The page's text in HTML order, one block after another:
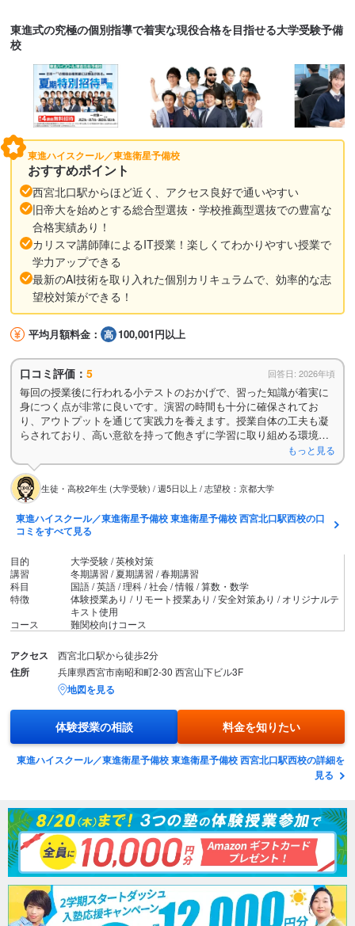
東進式の究極の個別指導で着実な現役合格を目指せる大学受験予備
校
東進ハイスクール／東進衛星予備校
おすすめポイント
西宮北口駅からほど近く、アクセス良好で通いやすい
旧帝大を始めとする総合型選抜・学校推薦型選抜での豊富な
合格実績あり！
カリスマ講師陣によるIT授業！楽しくてわかりやすい授業で
学力アップできる
最新のAI技術を取り入れた個別カリキュラムで、効率的な志
望校対策ができる！
平均月額料金： 100,001円以上
口コミ評価： 5 回答日: 2026年頃
毎回の授業後に行われる小テストのおかげで、習った知識が着実に
身につく点が非常に良いです。演習の時間も十分に確保されてお
り、アウトプットを通じて実践力を養えます。授業自体の工夫も凝
らされており、高い意欲を持って飽きずに学習に取り組める環境が
もっと見る
生徒・高校2年生 (大学受験) / 週5日以上 / 志望校：京都大学
東進ハイスクール／東進衛星予備校 東進衛星予備校 西宮北口駅西校の口
コミをすべて見る
目的
大学受験 / 英検対策
講習
冬期講習 / 夏期講習 / 春期講習
科目
国語 / 英語 / 理科 / 社会 / 情報 / 算数・数学
特徴
体験授業あり / リモート授業あり / 安全対策あり / オリジナルテ
キスト使用
コース
難関校向けコース
アクセス 西宮北口駅から徒歩2分
住所 兵庫県西宮市南昭和町2-30 西宮山下ビル3F
地図を見る
体験授業の相談 料金を知りたい
東進ハイスクール／東進衛星予備校 東進衛星予備校 西宮北口駅西校の詳細を
見る